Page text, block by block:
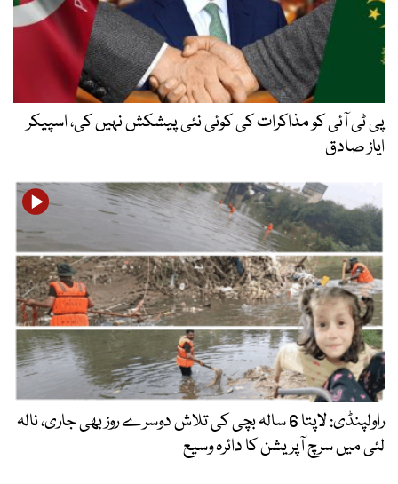
پی ٹی آئی کو مذاکرات کی کوئی نئی پیشکش نہیں کی، اسپیکر
ایاز صادق
راولپنڈی: لاپتا 6 سالہ بچی کی تلاش دوسرے روز بھی جاری، نالہ
لئی میں سرچ آپریشن کا دائرہ وسیع